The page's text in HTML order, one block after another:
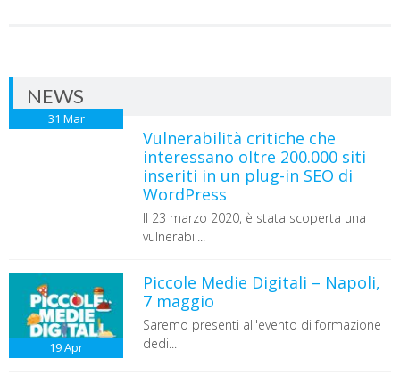
NEWS
31 Mar
Vulnerabilità critiche che
interessano oltre 200.000 siti
inseriti in un plug-in SEO di
WordPress
Il 23 marzo 2020, è stata scoperta una
vulnerabil...
19Apr
Piccole Medie Digitali – Napoli,
7 maggio
Saremo presenti all'evento di formazione
dedi...